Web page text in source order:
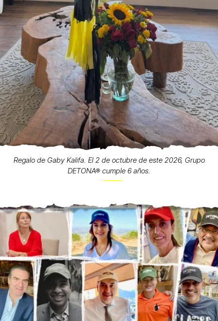
Regalo de Gaby Kalifa. El 2 de octubre de este 2026, Grupo
DETONA® cumple 6 años.